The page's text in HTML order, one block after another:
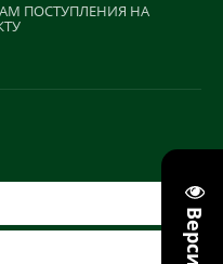
ПОСТУПЛЕНИЯ НА